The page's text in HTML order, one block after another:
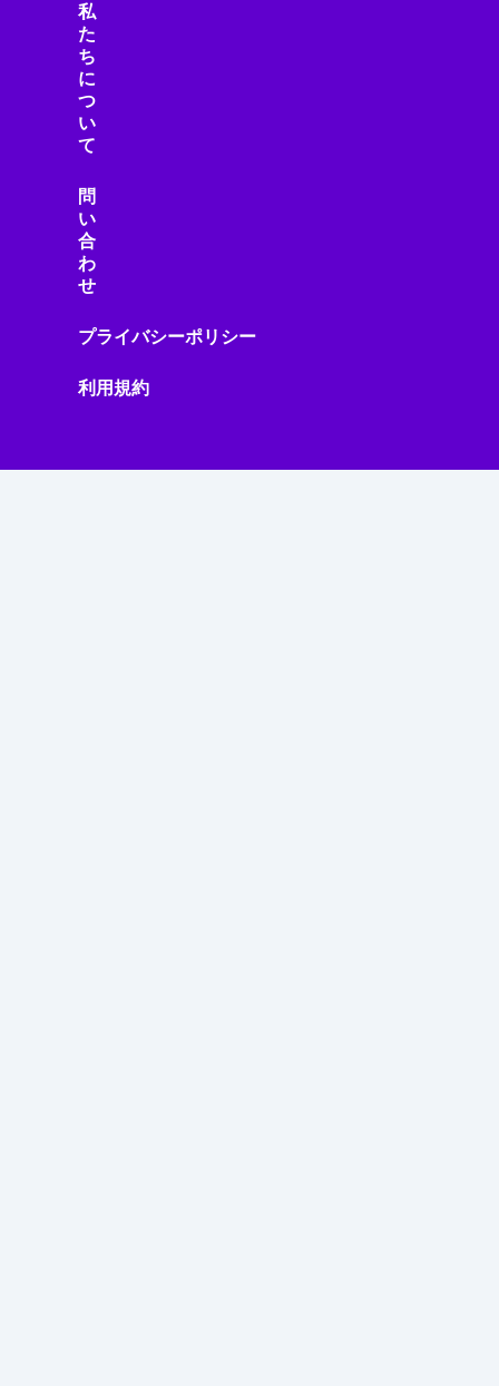
私
た
ち
に
つ
い
て
問
い
合
わ
せ
プライバシーポリシー
利用規約